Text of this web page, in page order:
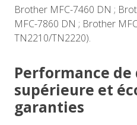
Brother MFC-7460 DN ;
MFC-7860 DN ; Brother
TN2210/TN2220).
Performance
supérieure et
garanties